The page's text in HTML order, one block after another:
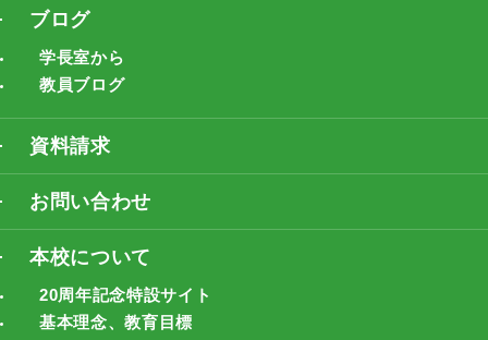
ブログ
学長室から
教員ブログ
資料請求
お問い合わせ
本校について
20周年記念特設サイト
基本理念、教育目標